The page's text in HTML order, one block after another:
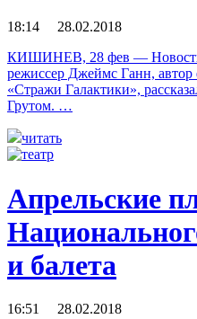
18:14 28.02.2018
КИШИНЕВ, 28 фев —
режиссер Джеймс Ганн, автор
«Стражи Галактики»,
Грутом. …
читать
Апрельские
и балета
16:51 28.02.2018